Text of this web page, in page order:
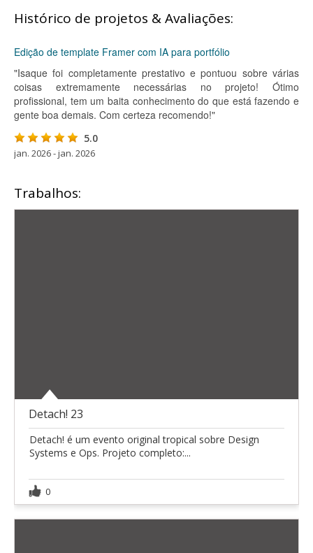
Histórico de projetos & Avaliações:
Edição de template Framer com IA para portfólio
"Isaque foi completamente prestativo e pontuou sobre várias
coisas extremamente necessárias no projeto! Ótimo
profissional, tem um baita conhecimento do que está fazendo e
gente boa demais. Com certeza recomendo!"
5.0
jan. 2026 - jan. 2026
Trabalhos:
Detach! 23
Detach! é um evento original tropical sobre Design
Systems e Ops. Projeto completo:...
0